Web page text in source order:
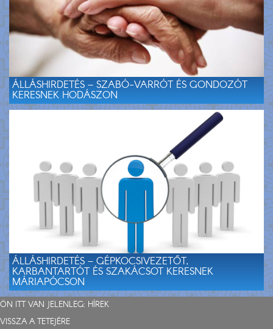
ÁLLÁSHIRDETÉS – SZABÓ-VARRÓT ÉS GONDOZÓT
KERESNEK HODÁSZON
ÁLLÁSHIRDETÉS – GÉPKOCSIVEZETŐT,
KARBANTARTÓT ÉS SZAKÁCSOT KERESNEK
MÁRIAPÓCSON
ÖN ITT VAN JELENLEG: HÍREK
VISSZA A TETEJÉRE